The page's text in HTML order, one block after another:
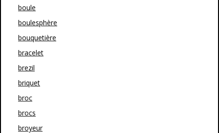
boule
boulesphère
bouquetière
bracelet
brezil
briquet
broc
brocs
broyeur